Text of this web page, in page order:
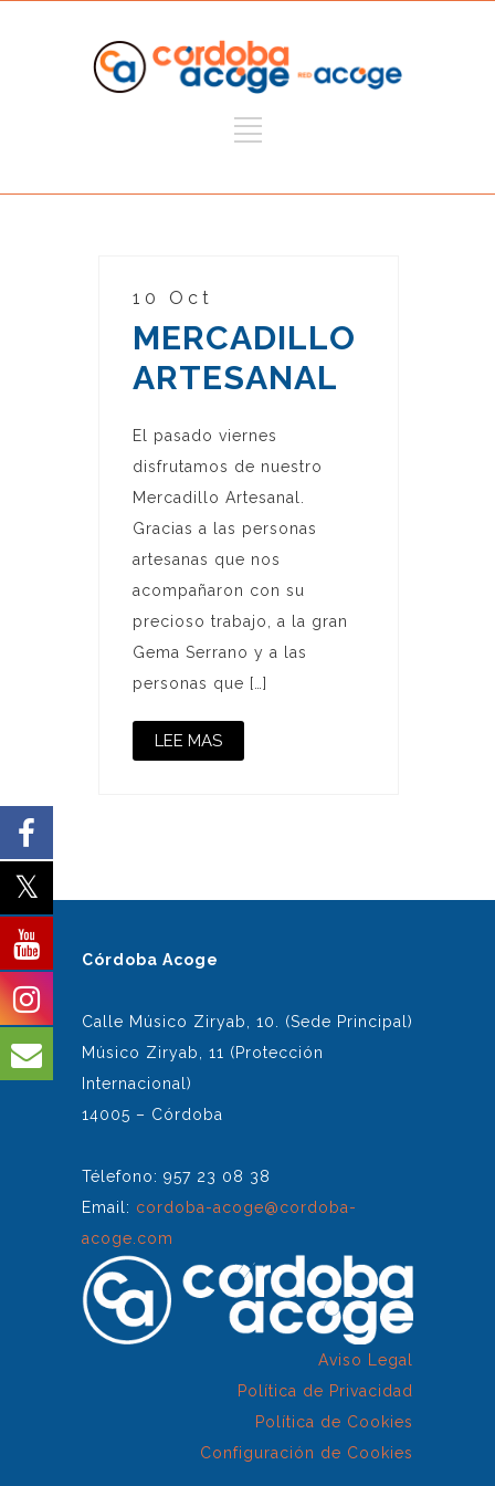
10 Oct
MERCADILLO
ARTESANAL
El pasado viernes
disfrutamos de nuestro
Mercadillo Artesanal.
Gracias a las personas
artesanas que nos
acompañaron con su
precioso trabajo, a la gran
Gema Serrano y a las
personas que […]
LEE MAS
Córdoba Acoge
Calle Músico Ziryab, 10. (Sede Principal)
Músico Ziryab, 11 (Protección
Internacional)
14005 – Córdoba
Télefono: 957 23 08 38
Email: cordoba-acoge@cordoba-
acoge.com
Aviso Legal
Política de Privacidad
Política de Cookies
Configuración de Cookies